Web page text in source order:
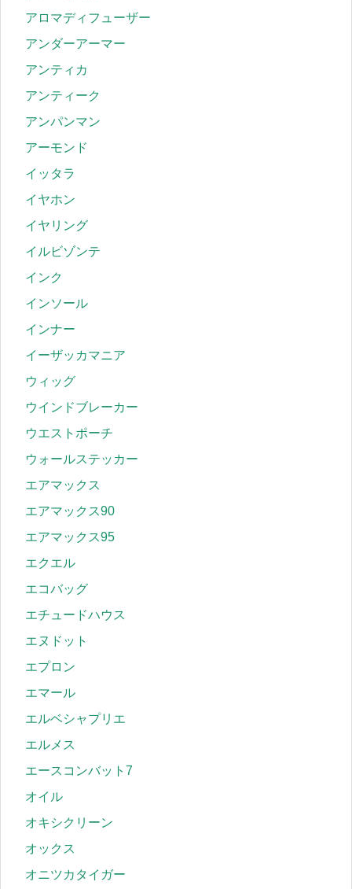
アロマディフューザー
アンダーアーマー
アンティカ
アンティーク
アンパンマン
アーモンド
イッタラ
イヤホン
イヤリング
イルビゾンテ
インク
インソール
インナー
イーザッカマニア
ウィッグ
ウインドブレーカー
ウエストポーチ
ウォールステッカー
エアマックス
エアマックス90
エアマックス95
エクエル
エコバッグ
エチュードハウス
エヌドット
エプロン
エマール
エルベシャプリエ
エルメス
エースコンバット7
オイル
オキシクリーン
オックス
オニツカタイガー